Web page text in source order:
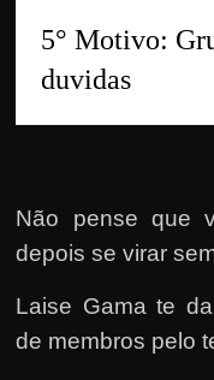
5° Motivo:
duvidas
Não pense que
depois se virar
Laise Gama te
de membros pelo